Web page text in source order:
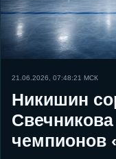
21.06.2026, 07:48:21 МСК
Никишин
чемпионов